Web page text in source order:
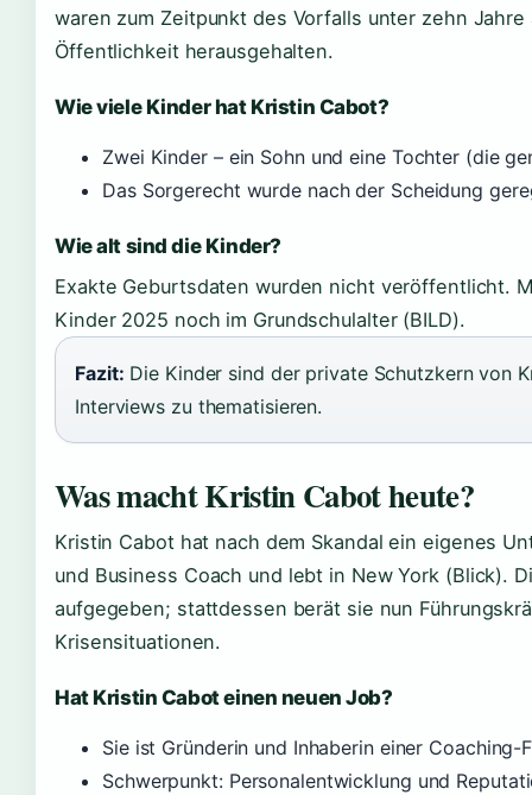
waren zum Zeitpunkt des Vorfalls unter zehn
Öffentlichkeit herausgehalten.
Wie viele Kinder hat Kristin Cabot?
Zwei Kinder – ein Sohn und eine Tochter (die
Das Sorgerecht wurde nach der Scheidung
Wie alt sind die Kinder?
Exakte Geburtsdaten wurden nicht veröffentlicht.
Kinder 2025 noch im Grundschulalter (BILD).
Fazit: Die Kinder sind der private Schutzkern von
Interviews zu thematisieren.
Was macht Kristin Cabot heute?
Kristin Cabot hat nach dem Skandal ein eigenes
und Business Coach und lebt in New York (Blick).
aufgegeben; stattdessen berät sie nun
Krisensituationen.
Hat Kristin Cabot einen neuen Job?
Sie ist Gründerin und Inhaberin einer Coaching-
Schwerpunkt: Personalentwicklung und